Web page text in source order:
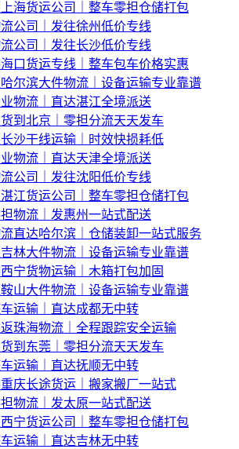
海货运公司｜整车零担仓储打包
公司｜发往徐州低价专线
公司｜发往长沙低价专线
口货运专线｜整车包车价格实惠
尔滨大件物流｜设备运输专业靠谱
物流｜直达湛江全境派送
到北京｜零担分流天天发车
沙干线运输｜时效快损耗低
物流｜直达天津全境派送
公司｜发往沈阳低价专线
江货运公司｜整车零担仓储打包
物流｜发惠州一站式配送
直达哈尔滨｜仓储装卸一站式服务
林大件物流｜设备运输专业靠谱
宁货物运输｜木箱打包加固
山大件物流｜设备运输专业靠谱
运输｜直达成都无中转
珠海物流｜全程跟踪安全运输
到东莞｜零担分流天天发车
运输｜直达抚顺无中转
庆长途货运｜搬家搬厂一站式
物流｜发太原一站式配送
宁货运公司｜整车零担仓储打包
运输｜直达吉林无中转